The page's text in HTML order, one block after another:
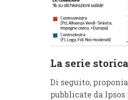
La serie storica
Di seguito,
pubblicate da